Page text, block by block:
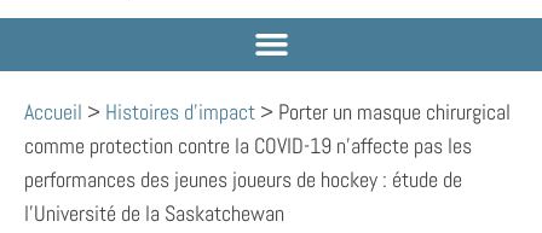
Accueil > Histoires d'impact > Porter un masque chirurgical
comme protection contre la COVID-19 n’affecte pas les
performances des jeunes joueurs de hockey : étude de
l’Université de la Saskatchewan